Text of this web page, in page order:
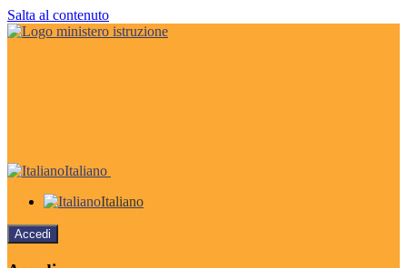
Salta al contenuto
Italiano
Italiano
Accedi